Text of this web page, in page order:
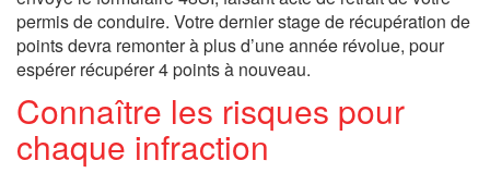
permis de conduire. Votre dernier stage de récupération de
points devra remonter à plus d’une année révolue, pour
espérer récupérer 4 points à nouveau.
Connaître les risques pour
chaque infraction